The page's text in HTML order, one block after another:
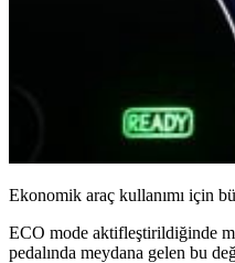
Ekonomik araç kullanımı için
ECO mode aktifleştirildiğinde
pedalında meydana gelen bu